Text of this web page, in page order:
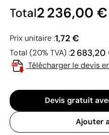
Total2 236,00 €
Prix unitaire :1,72 €
Total (20% TVA) :2 683,20
Télécharger le devis
Devis gratuit
Ajouter